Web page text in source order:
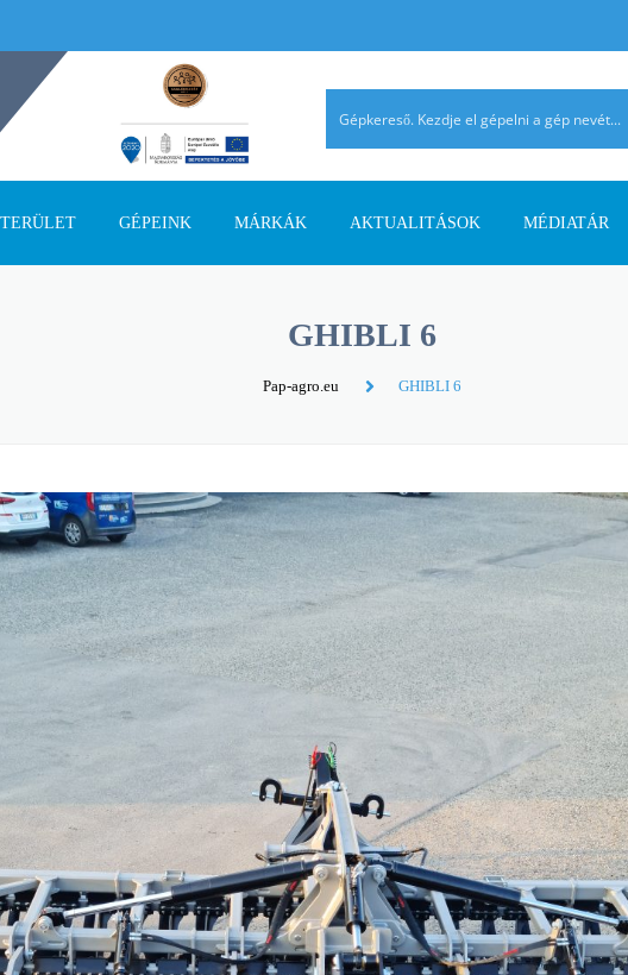
GÉPEINK
SZÁLLÍTÓ JÁRMŰVEK,
PÓTKOCSIK
PERMETEZŐGÉPEK
SZÁRZÚZÓK, RÉZSŰZÚZÓK
HÍGTRÁGYA KEZELŐ GÉPEK
ÖNTÖZŐGÉPEK
MAGASNYOMÁSÚ TISZTÍTÓK
KOVÁCSOLTVAS
MÁRKÁK
FORRÁSGÉPEK
IDROFOGLIA KERTITOX
MANDALS
OPALL-AGRI SLURRYKAT
TRACLIFT TURQUAGRO
WESTERN ZAFFRANI
ZOOMLION
AKTUALITÁSOK
SZAKMAI CIKKEK
MÉDIATÁR
GHIBLI 6
Pap-agro.eu GHIBLI 6